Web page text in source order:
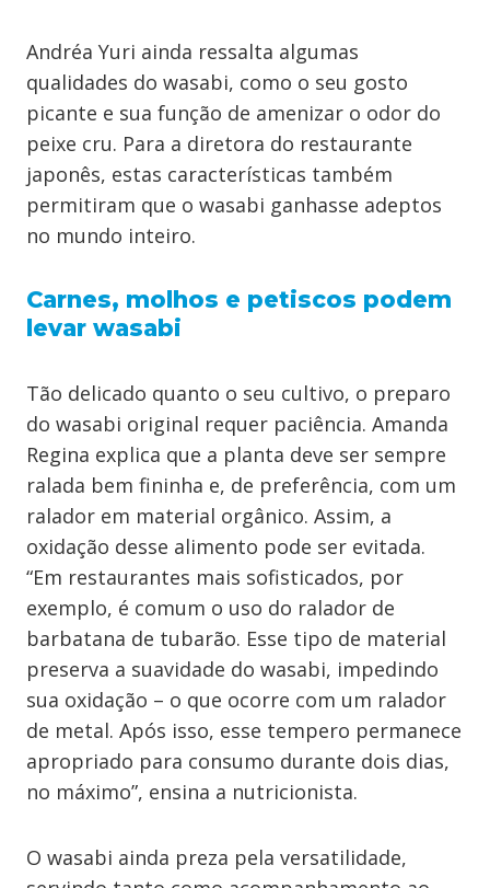
Andréa Yuri ainda ressalta algumas
qualidades do wasabi, como o seu gosto
picante e sua função de amenizar o odor do
peixe cru. Para a diretora do restaurante
japonês, estas características também
permitiram que o wasabi ganhasse adeptos
no mundo inteiro.
Carnes, molhos e petiscos podem
levar wasabi
Tão delicado quanto o seu cultivo, o preparo
do wasabi original requer paciência. Amanda
Regina explica que a planta deve ser sempre
ralada bem fininha e, de preferência, com um
ralador em material orgânico. Assim, a
oxidação desse alimento pode ser evitada.
“Em restaurantes mais sofisticados, por
exemplo, é comum o uso do ralador de
barbatana de tubarão. Esse tipo de material
preserva a suavidade do wasabi, impedindo
sua oxidação – o que ocorre com um ralador
de metal. Após isso, esse tempero permanece
apropriado para consumo durante dois dias,
no máximo”, ensina a nutricionista.
O wasabi ainda preza pela versatilidade,